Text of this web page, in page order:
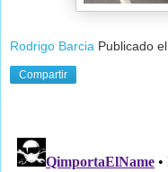
Rodrigo Barcia Publicado el
Compartir